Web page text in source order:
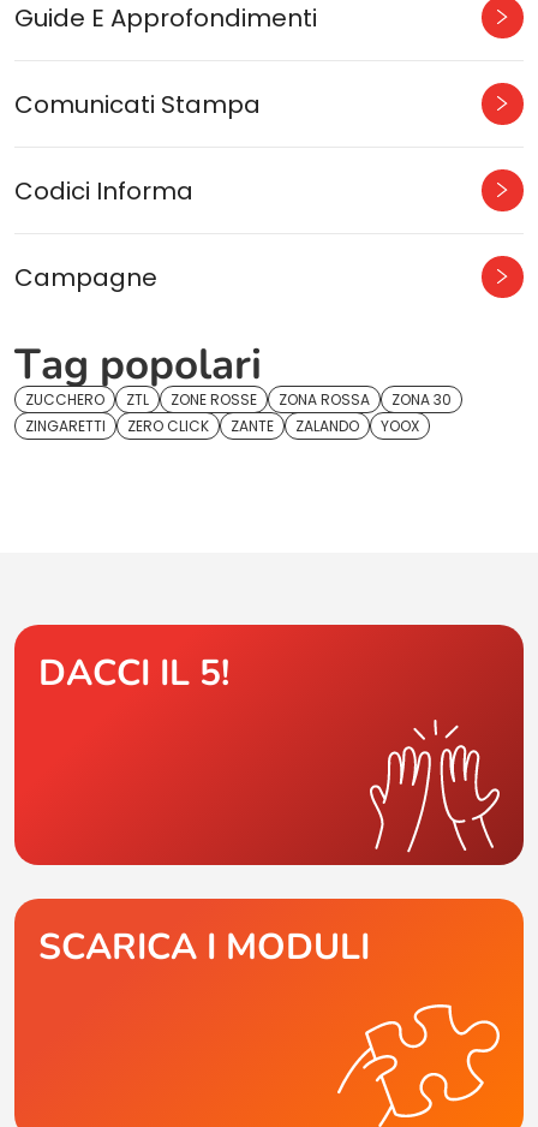
Guide E Approfondimenti
Comunicati Stampa
Codici Informa
Campagne
Tag popolari
ZUCCHERO ZTL ZONE ROSSE ZONA ROSSA
ZONA 30
ZINGARETTI
ZERO CLICK ZANTE ZALANDO YOOX
DACCI IL 5!
SCARICA I MODULI